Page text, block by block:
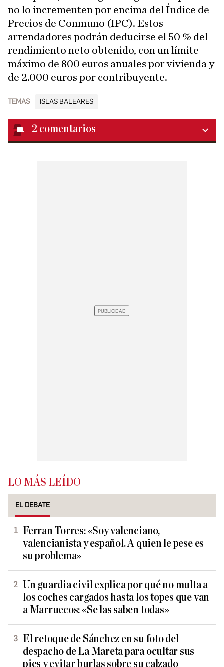
no lo incrementen por encima del Índice de
Precios de Conmuno (IPC). Estos
arrendadores podrán deducirse el 50 % del
rendimiento neto obtenido, con un límite
máximo de 800 euros anuales por vivienda y
de 2.000 euros por contribuyente.
TEMAS ISLAS BALEARES
2 comentarios
LO MÁS LEÍDO
EL DEBATE
Ferran Torres: «Soy valenciano,
valencianista y español. A quien le pese es
su problema»
Un guardia civil explica por qué no multa a
los coches cargados hasta los topes que van
a Marruecos: «Se las saben todas»
El retoque de Sánchez en su foto del
despacho de La Mareta para ocultar sus
pies y evitar burlas sobre su calzado